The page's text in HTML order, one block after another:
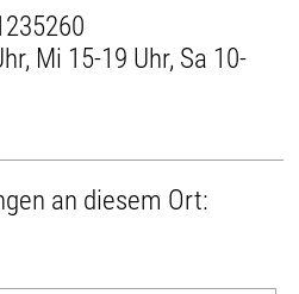
Mi 15-19 Uhr, Sa 10-
an diesem Ort: